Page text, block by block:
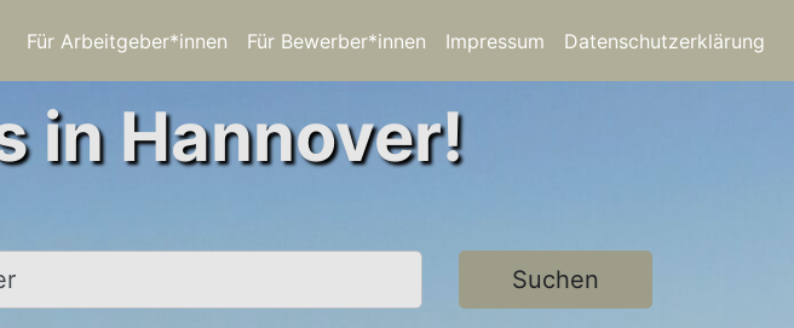
Für Arbeitgeber*innen Für Bewerber*innen Impressum Datenschutzerklärung
in Hannover!
Suchen